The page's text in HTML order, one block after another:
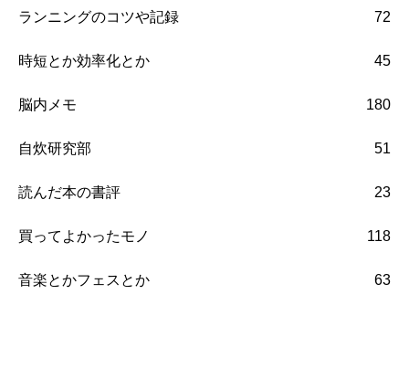
ランニングのコツや記録 72
時短とか効率化とか 45
脳内メモ 180
自炊研究部 51
読んだ本の書評 23
買ってよかったモノ 118
音楽とかフェスとか 63